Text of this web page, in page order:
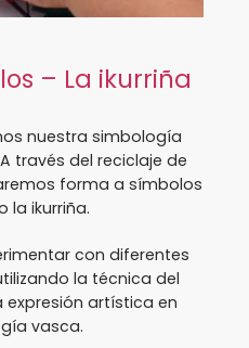
– La ikurriña
nuestra simbología
través del reciclaje de
forma a símbolos
la ikurriña.
con diferentes
la técnica del
artística en
vasca.